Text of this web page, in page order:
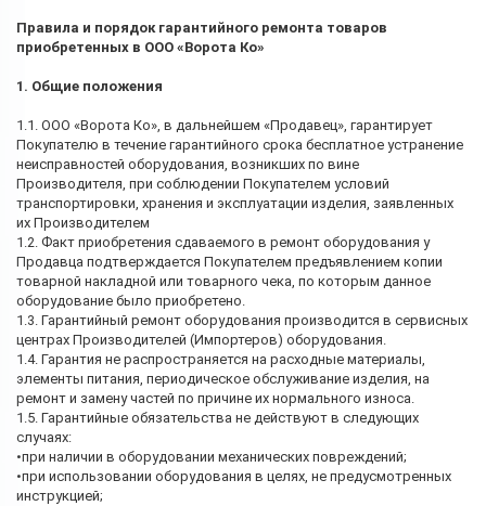
Правила и порядок гарантийного ремонта товаров
приобретенных в ООО «Ворота Ко»
1. Общие положения
1.1. ООО «Ворота Ко», в дальнейшем «Продавец», гарантирует
Покупателю в течение гарантийного срока бесплатное устранение
неисправностей оборудования, возникших по вине
Производителя, при соблюдении Покупателем условий
транспортировки, хранения и эксплуатации изделия, заявленных
их Производителем
1.2. Факт приобретения сдаваемого в ремонт оборудования у
Продавца подтверждается Покупателем предъявлением копии
товарной накладной или товарного чека, по которым данное
оборудование было приобретено.
1.3. Гарантийный ремонт оборудования производится в сервисных
центрах Производителей (Импортеров) оборудования.
1.4. Гарантия не распространяется на расходные материалы,
элементы питания, периодическое обслуживание изделия, на
ремонт и замену частей по причине их нормального износа.
1.5. Гарантийные обязательства не действуют в следующих
случаях:
•при наличии в оборудовании механических повреждений;
•при использовании оборудования в целях, не предусмотренных
инструкцией;